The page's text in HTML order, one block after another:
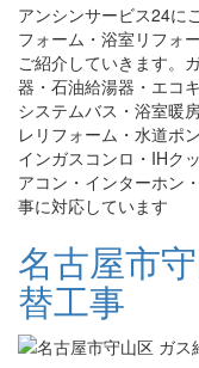
アンシンサービス24に
フォーム・浴室リフォ
ご紹介していきます。
器・石油給湯器・エコ
システムバス・浴室暖
レリフォーム・水道ポ
インガスコンロ・IHク
アコン・インターホン
事に対応しています
名古屋市
替工事